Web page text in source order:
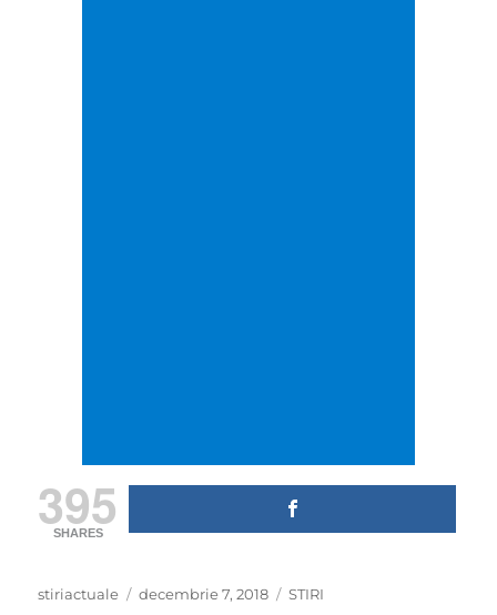
395
SHARES
Author
stiriactuale
Posted
decembrie 7, 2018 Categories
STIRI